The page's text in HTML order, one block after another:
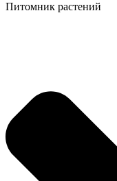
Питомник растений